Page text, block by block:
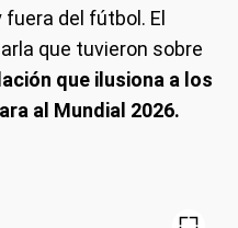
del fútbol. El
que tuvieron sobre
que ilusiona a los
al Mundial 2026.